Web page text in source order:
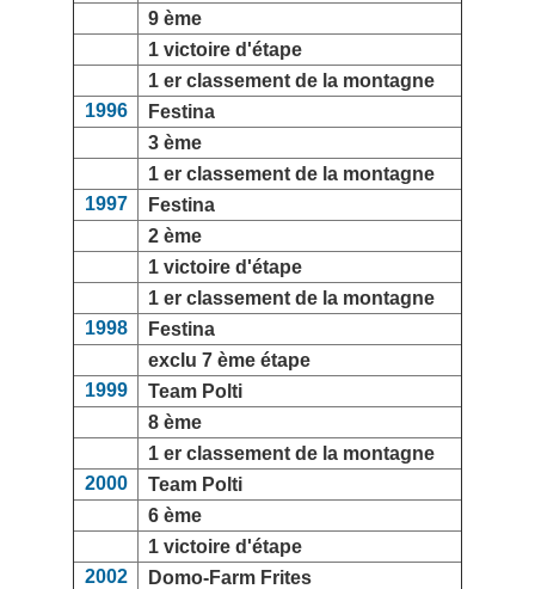
9 ème
1 victoire d'étape
1 er classement de la montagne
1996
Festina
3 ème
1 er classement de la montagne
1997
Festina
2 ème
1 victoire d'étape
1 er classement de la montagne
1998
Festina
exclu 7 ème étape
1999
Team Polti
8 ème
1 er classement de la montagne
2000
Team Polti
6 ème
1 victoire d'étape
2002
Domo-Farm Frites